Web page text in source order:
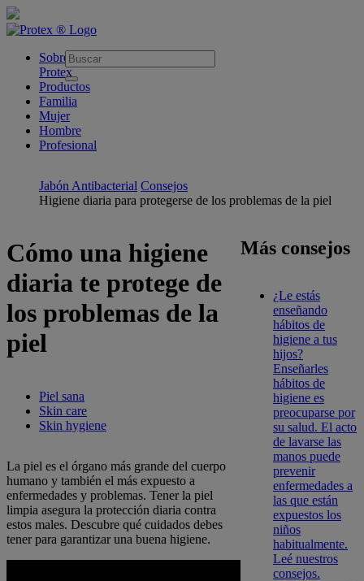
skipt to main content
Sobre
Protex
Productos
Familia
Mujer
Hombre
Profesional
Jabón Antibacterial Consejos
Higiene diaria para protegerse de los problemas de la piel
Cómo una higiene
diaria te protege de
los problemas de la
piel
Piel sana
Skin care
Skin hygiene
La piel es el órgano más grande del cuerpo
humano y también el más expuesto a
enfermedades y problemas. Tener la piel
limpia asegura la protección diaria contra
estos males. Descubre qué cuidados debes
tener para garantizar una buena higiene.
Más consejos
¿Le estás
enseñando
hábitos de
higiene a tus
hijos?
Enseñarles
hábitos de
higiene es
preocuparse por
su salud. El acto
de lavarse las
manos puede
prevenir
enfermedades a
las que están
expuestos los
niños
habitualmente.
Leé nuestros
consejos.